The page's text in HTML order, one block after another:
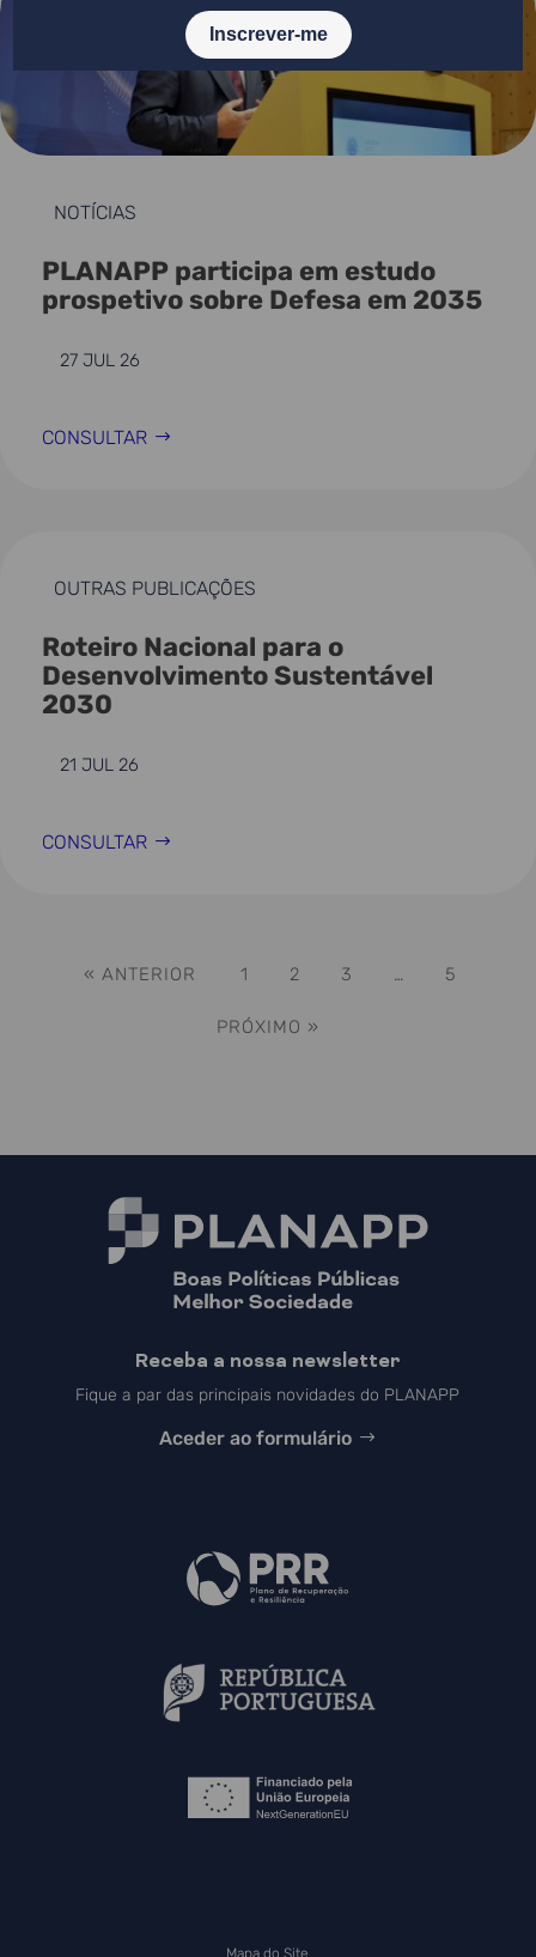
NOTÍCIAS
PLANAPP participa em estudo
prospetivo sobre Defesa em 2035
27 JUL 26
CONSULTAR
OUTRAS PUBLICAÇÕES
Roteiro Nacional para o
Desenvolvimento Sustentável
2030
21 JUL 26
CONSULTAR
« ANTERIOR 1 2 3 … 5
PRÓXIMO »
Receba a nossa newsletter
Fique a par das principais novidades do PLANAPP
Aceder ao formulário